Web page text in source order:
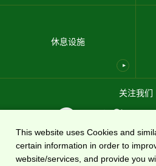
休息设施
关注我们
使用条款 隐私政策 网站地图 关于我们
This website uses Cookies and
certain information in order to
website/services, and provide you